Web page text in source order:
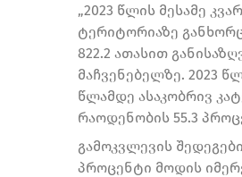
„2023 წლის მესამე
ტერიტორიაზე
822.2 ათასით
მაჩვენებელზე. 2023
წლამდე ასაკობრივ
რაოდენობის 55.3
გამოკვლევის
პროცენტი მოდის